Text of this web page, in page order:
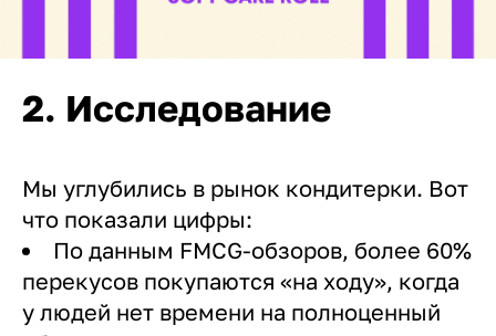
2. Исследование
Мы углубились в рынок кондитерки. Вот
что показали цифры:
По данным FMCG-обзоров, более 60%
перекусов покупаются «на ходу», когда
у людей нет времени на полноценный